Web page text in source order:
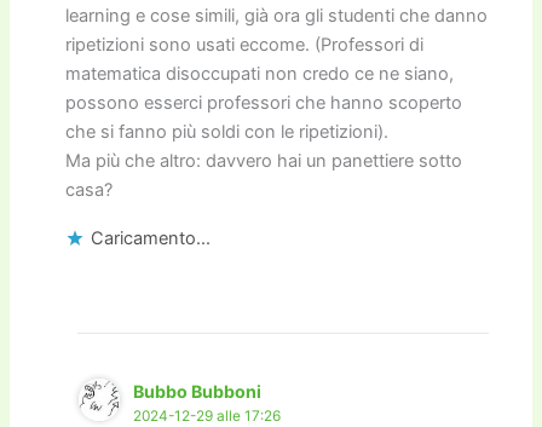
learning e cose simili, già ora gli studenti che danno
ripetizioni sono usati eccome. (Professori di
matematica disoccupati non credo ce ne siano,
possono esserci professori che hanno scoperto
che si fanno più soldi con le ripetizioni).
Ma più che altro: davvero hai un panettiere sotto
casa?
Caricamento...
Bubbo Bubboni
2024-12-29 alle 17:26